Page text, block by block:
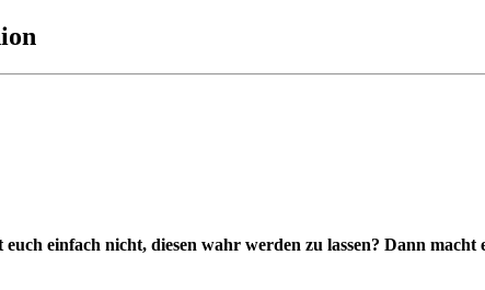
einfach nicht, diesen wahr werden zu lassen? Dann